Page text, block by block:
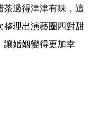
過得津津有味，這
理出演藝圈四對甜
讓婚姻變得更加幸